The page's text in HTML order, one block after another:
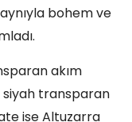
bohem ve
akım
siyah transparan
ise Altuzarra